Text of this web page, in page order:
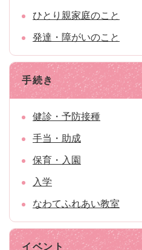
ひとり親家庭のこと
発達・障がいのこと
手続き
健診・予防接種
手当・助成
保育・入園
入学
なわてふれあい教室
イベント